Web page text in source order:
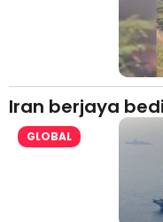
Iran berjaya
GLOBAL